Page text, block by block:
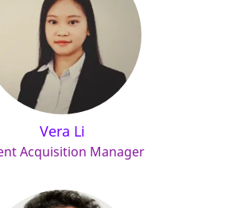
Vera Li
Acquisition Manager